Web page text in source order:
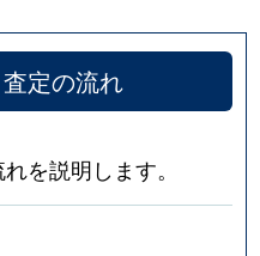
定の流れ
を説明します。